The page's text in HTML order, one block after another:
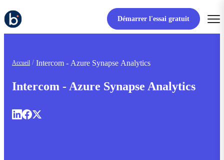
Démarrer l'essai gratuit
Accueil Intercom - Azure Synapse Analytics
Intercom - Azure Synapse Analytics